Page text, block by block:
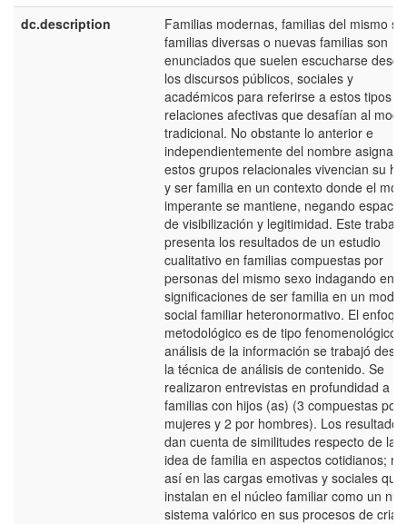
dc.description
Familias modernas, familias del mismo
familias diversas o nuevas familias son
enunciados que suelen escucharse desde
los discursos públicos, sociales y
académicos para referirse a estos tipos
relaciones afectivas que desafían al
tradicional. No obstante lo anterior e
independientemente del nombre
estos grupos relacionales vivencian su
y ser familia en un contexto donde el
imperante se mantiene, negando
de visibilización y legitimidad. Este trabajo
presenta los resultados de un estudio
cualitativo en familias compuestas por
personas del mismo sexo indagando en
significaciones de ser familia en un
social familiar heteronormativo. El
metodológico es de tipo fenomenológico
análisis de la información se trabajó
la técnica de análisis de contenido. Se
realizaron entrevistas en profundidad a 5
familias con hijos (as) (3 compuestas por
mujeres y 2 por hombres). Los resultados
dan cuenta de similitudes respecto de la
idea de familia en aspectos cotidianos; no
así en las cargas emotivas y sociales que
instalan en el núcleo familiar como un
sistema valórico en sus procesos de